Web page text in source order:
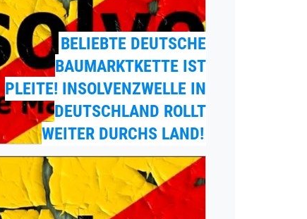
BELIEBTE DEUTSCHE
BAUMARKTKETTE IST
PLEITE! INSOLVENZWELLE IN
DEUTSCHLAND ROLLT
WEITER DURCHS LAND!